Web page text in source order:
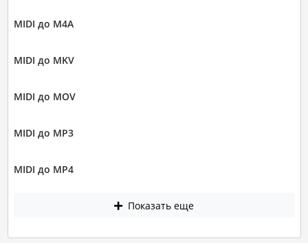
MIDI до M4A
MIDI до MKV
MIDI до MOV
MIDI до MP3
MIDI до MP4
Показать еще